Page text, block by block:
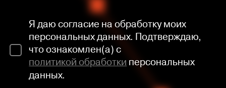
Я даю согласие на обработку моих
персональных данных. Подтверждаю,
что ознакомлен(а) с
политикой обработкиперсональных
данных.